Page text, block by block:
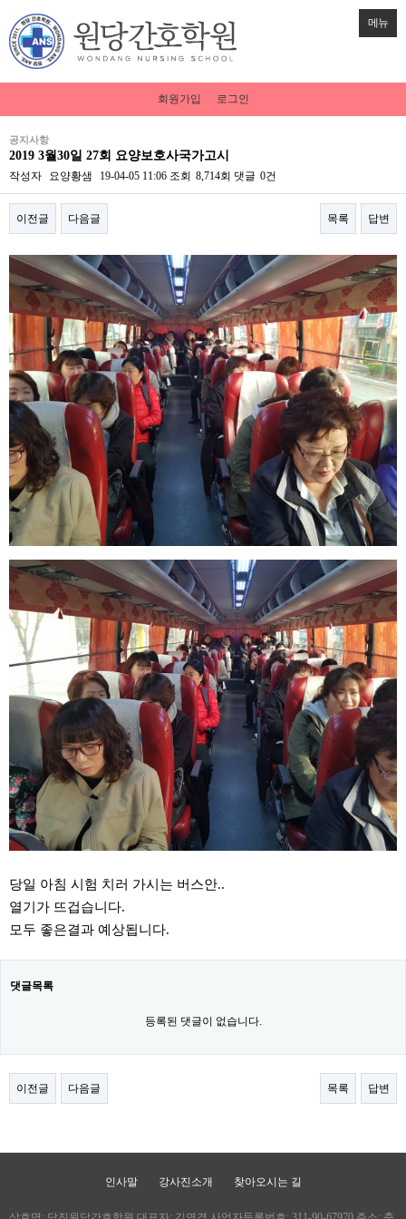
메뉴
회원가입 로그인
공지사항
2019 3월30일 27회 요양보호사국가고시
작성자 요양황샘 19-04-05 11:06 조회 8,714회 댓글 0건
이전글 다음글 목록 답변
본문
당일 아침 시험 치러 가시는 버스안..
열기가 뜨겁습니다.
모두 좋은결과 예상됩니다.
댓글목록
등록된 댓글이 없습니다.
이전글 다음글 목록 답변
인사말 강사진소개 찾아오시는 길